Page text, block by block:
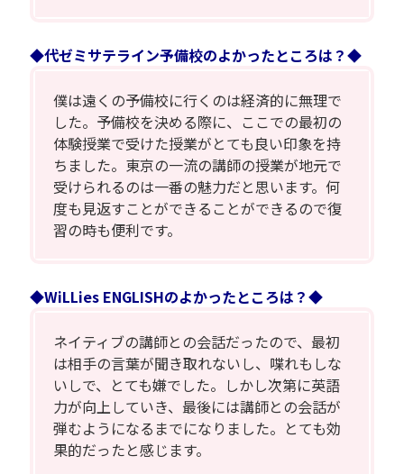
◆代ゼミサテライン予備校のよかったところは？◆
僕は遠くの予備校に行くのは経済的に無理で
した。予備校を決める際に、ここでの最初の
体験授業で受けた授業がとても良い印象を持
ちました。東京の一流の講師の授業が地元で
受けられるのは一番の魅力だと思います。何
度も見返すことができることができるので復
習の時も便利です。
◆WiLLies ENGLISHのよかったところは？◆
ネイティブの講師との会話だったので、最初
は相手の言葉が聞き取れないし、喋れもしな
いしで、とても嫌でした。しかし次第に英語
力が向上していき、最後には講師との会話が
弾むようになるまでになりました。とても効
果的だったと感じます。